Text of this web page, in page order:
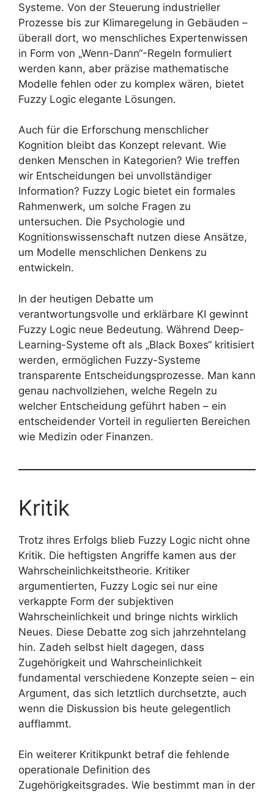
Systeme. Von der Steuerung industrieller
Prozesse bis zur Klimaregelung in Gebäuden –
überall dort, wo menschliches Expertenwissen
in Form von „Wenn-Dann“-Regeln formuliert
werden kann, aber präzise mathematische
Modelle fehlen oder zu komplex wären, bietet
Fuzzy Logic elegante Lösungen.
Auch für die Erforschung menschlicher
Kognition bleibt das Konzept relevant. Wie
denken Menschen in Kategorien? Wie treffen
wir Entscheidungen bei unvollständiger
Information? Fuzzy Logic bietet ein formales
Rahmenwerk, um solche Fragen zu
untersuchen. Die Psychologie und
Kognitionswissenschaft nutzen diese Ansätze,
um Modelle menschlichen Denkens zu
entwickeln.
In der heutigen Debatte um
verantwortungsvolle und erklärbare KI gewinnt
Fuzzy Logic neue Bedeutung. Während Deep-
Learning-Systeme oft als „Black Boxes“ kritisiert
werden, ermöglichen Fuzzy-Systeme
transparente Entscheidungsprozesse. Man kann
genau nachvollziehen, welche Regeln zu
welcher Entscheidung geführt haben – ein
entscheidender Vorteil in regulierten Bereichen
wie Medizin oder Finanzen.
Kritik
Trotz ihres Erfolgs blieb Fuzzy Logic nicht ohne
Kritik. Die heftigsten Angriffe kamen aus der
Wahrscheinlichkeitstheorie. Kritiker
argumentierten, Fuzzy Logic sei nur eine
verkappte Form der subjektiven
Wahrscheinlichkeit und bringe nichts wirklich
Neues. Diese Debatte zog sich jahrzehntelang
hin. Zadeh selbst hielt dagegen, dass
Zugehörigkeit und Wahrscheinlichkeit
fundamental verschiedene Konzepte seien – ein
Argument, das sich letztlich durchsetzte, auch
wenn die Diskussion bis heute gelegentlich
aufflammt.
Ein weiterer Kritikpunkt betraf die fehlende
operationale Definition des
Zugehörigkeitsgrades. Wie bestimmt man in der